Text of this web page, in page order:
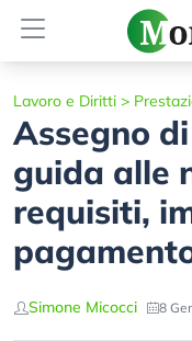
Lavoro e Diritti >
Assegno
guida alle
requisiti,
Simone Micocci 8